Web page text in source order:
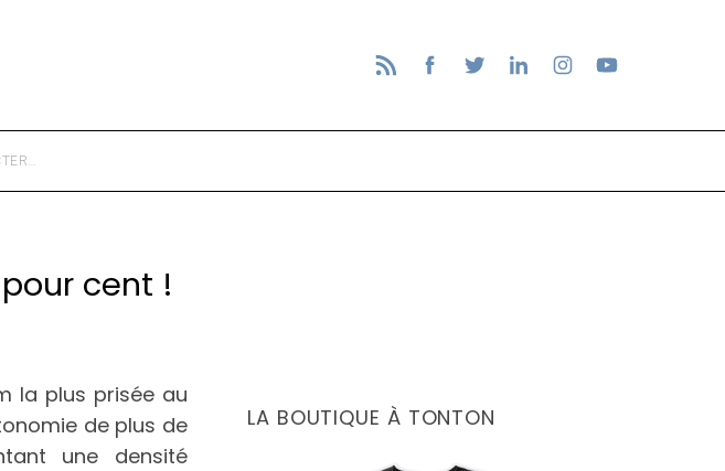
cent !
la plus prisée au
de plus de
une densité
LA BOUTIQUE À TONTON